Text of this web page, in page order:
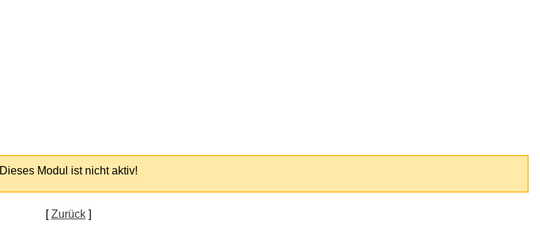
Dieses Modul ist nicht aktiv!
Zurück]